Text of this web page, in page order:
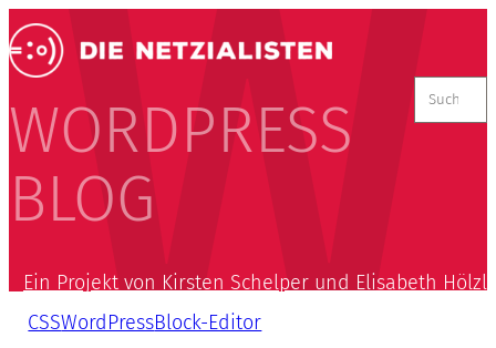
WORDPRESS
BLOG
nach:
Ein Projekt von Kirsten Schelper und Elisabeth Hölzl
CSSWordPressBlock-Editor